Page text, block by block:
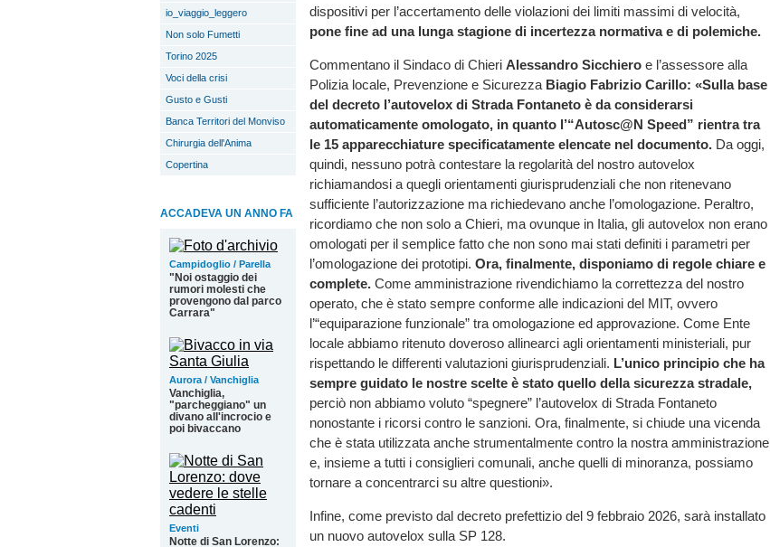
io_viaggio_leggero
Non solo Fumetti
Torino 2025
Voci della crisi
Gusto e Gusti
Banca Territori del Monviso
Chirurgia dell'Anima
Copertina
ACCADEVA UN ANNO FA
Campidoglio / Parella
"Noi ostaggio dei
rumori molesti che
provengono dal parco
Carrara"
Aurora / Vanchiglia
Vanchiglia,
"parcheggiano" un
divano all'incrocio e
poi bivaccano
Eventi
Notte di San Lorenzo:
dispositivi per l’accertamento delle violazioni dei limiti massimi di velocità,
pone fine ad una lunga stagione di incertezza normativa e di polemiche.
Commentano il Sindaco di Chieri Alessandro Sicchiero e l’assessore alla
Polizia locale, Prevenzione e Sicurezza Biagio Fabrizio Carillo: «Sulla base
del decreto l’autovelox di Strada Fontaneto è da considerarsi
automaticamente omologato, in quanto l’“Autosc@N Speed” rientra tra
le 15 apparecchiature specificatamente elencate nel documento. Da oggi,
quindi, nessuno potrà contestare la regolarità del nostro autovelox
richiamandosi a quegli orientamenti giurisprudenziali che non ritenevano
sufficiente l’autorizzazione ma richiedevano anche l’omologazione. Peraltro,
ricordiamo che non solo a Chieri, ma ovunque in Italia, gli autovelox non erano
omologati per il semplice fatto che non sono mai stati definiti i parametri per
l’omologazione dei prototipi. Ora, finalmente, disponiamo di regole chiare e
complete. Come amministrazione rivendichiamo la correttezza del nostro
operato, che è stato sempre conforme alle indicazioni del MIT, ovvero
l’“equiparazione funzionale” tra omologazione ed approvazione. Come Ente
locale abbiamo ritenuto doveroso allinearci agli orientamenti ministeriali, pur
rispettando le differenti valutazioni giurisprudenziali. L’unico principio che ha
sempre guidato le nostre scelte è stato quello della sicurezza stradale,
perciò non abbiamo voluto “spegnere” l’autovelox di Strada Fontaneto
nonostante i ricorsi contro le sanzioni. Ora, finalmente, si chiude una vicenda
che è stata utilizzata anche strumentalmente contro la nostra amministrazione
e, insieme a tutti i consiglieri comunali, anche quelli di minoranza, possiamo
tornare a concentrarci su altre questioni».
Infine, come previsto dal decreto prefettizio del 9 febbraio 2026, sarà installato
un nuovo autovelox sulla SP 128.